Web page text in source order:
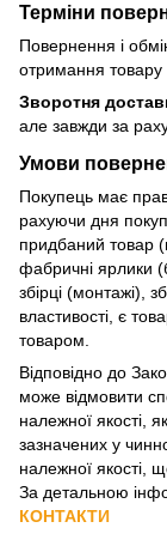
Терміни
Повернення і
отримання товару
Зворотня
але завжди за
Умови
Покупець має
рахуючи дня
придбаний товар
фабричні ярлики
збірці (монтажі),
властивості, є
товаром.
Відповідно до
може відмовити
належної якості,
зазначених у
належної якості,
За детальною
КОНТАКТИ